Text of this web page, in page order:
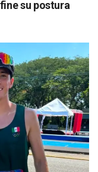
su postura